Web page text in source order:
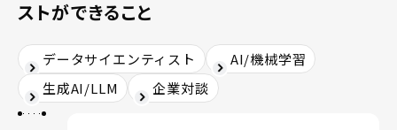
ストができること
データサイエンティスト
AI/機械学習
生成AI/LLM
企業対談